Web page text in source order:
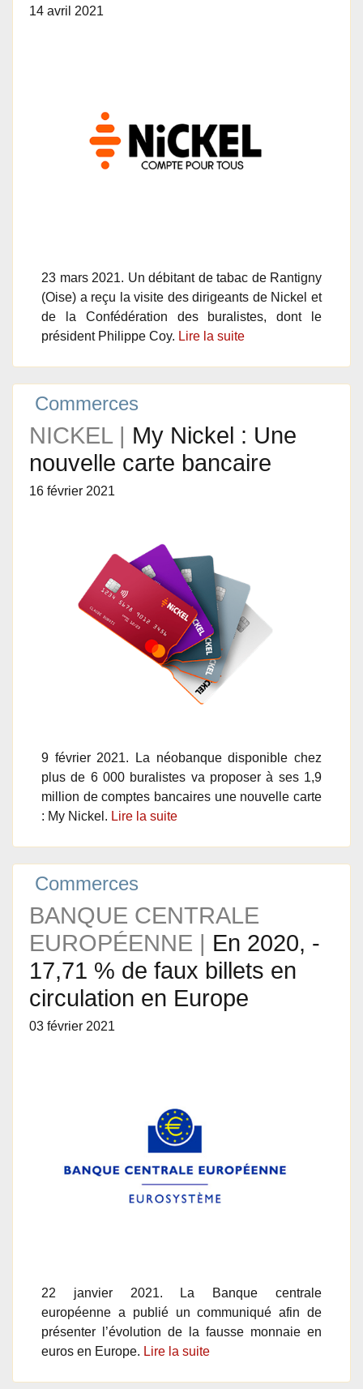
14 avril 2021
23 mars 2021. Un débitant de tabac de Rantigny
(Oise) a reçu la visite des dirigeants de Nickel et
de la Confédération des buralistes, dont le
président Philippe Coy. Lire la suite
Commerces
NICKEL | My Nickel : Une
nouvelle carte bancaire
16 février 2021
9 février 2021. La néobanque disponible chez
plus de 6 000 buralistes va proposer à ses 1,9
million de comptes bancaires une nouvelle carte
: My Nickel. Lire la suite
Commerces
BANQUE CENTRALE
EUROPÉENNE | En 2020, -
17,71 % de faux billets en
circulation en Europe
03 février 2021
22 janvier 2021. La Banque centrale
européenne a publié un communiqué afin de
présenter l’évolution de la fausse monnaie en
euros en Europe. Lire la suite